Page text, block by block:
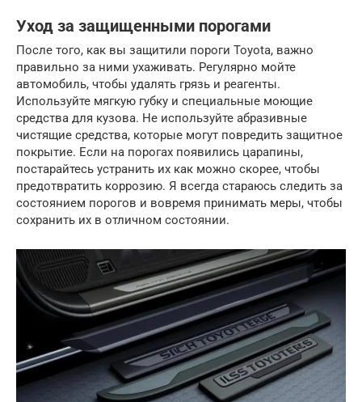
Уход за защищенными порогами
После того, как вы защитили пороги Toyota, важно
правильно за ними ухаживать. Регулярно мойте
автомобиль, чтобы удалять грязь и реагенты.
Используйте мягкую губку и специальные моющие
средства для кузова. Не используйте абразивные
чистящие средства, которые могут повредить защитное
покрытие. Если на порогах появились царапины,
постарайтесь устранить их как можно скорее, чтобы
предотвратить коррозию. Я всегда стараюсь следить за
состоянием порогов и вовремя принимать меры, чтобы
сохранить их в отличном состоянии.